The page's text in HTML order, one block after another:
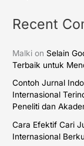
Recent
Malki onSelain
Terbaik untuk
Contoh Jurnal
Internasional
Peneliti dan
Cara Efektif Cari
Internasional